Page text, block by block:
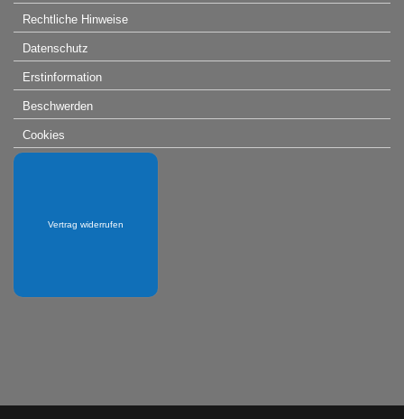
Rechtliche Hinweise
Datenschutz
Erstinformation
Beschwerden
Cookies
Vertrag widerrufen